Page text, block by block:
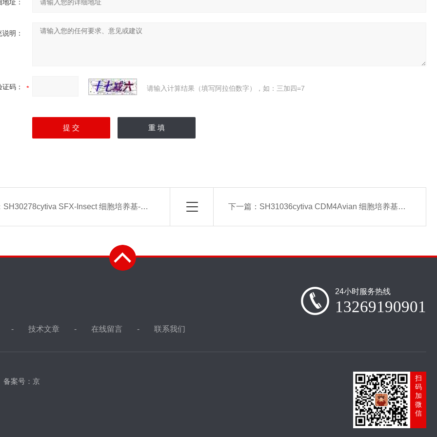
址：
明：
证码： 请输入计算结果（填写阿拉伯数字），如：三加四=7
SH30278cytiva SFX-Insect 细胞培养基-常备现货 下一篇： SH31036cytiva CDM4Avian 细胞培养基-常备现货
技术文章 在线留言 联系我们
24小时服务热线
13269190901
备案号：京
扫
码
加
微
信